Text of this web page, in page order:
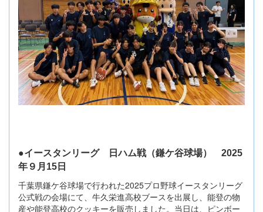
●イースタンリーグ 日ハム戦（鎌ケ谷球場） 2025
年９月15日
千葉県鎌ケ谷球場で行われた2025プロ野球イースタンリーグ
公式戦の会場にて、牛久栄進高校ブースを出展し、能登の物
産や能登高校のクッキーを販売しました。当日は、ピンボー